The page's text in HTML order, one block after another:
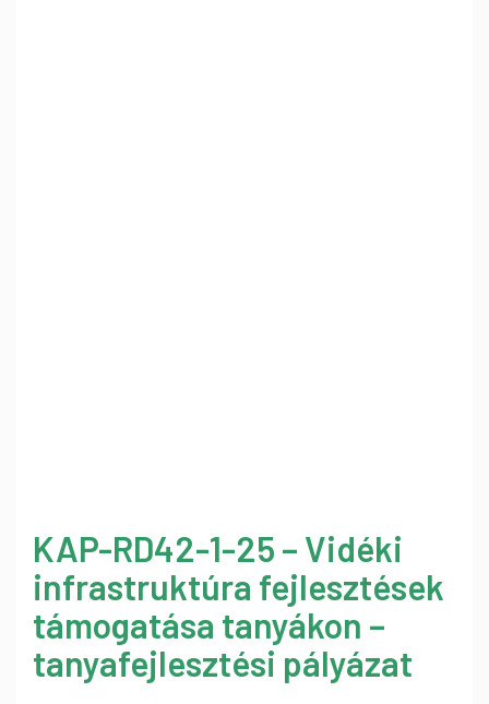
KAP-RD42-1-25 – Vidéki
infrastruktúra fejlesztések
támogatása tanyákon –
tanyafejlesztési pályázat